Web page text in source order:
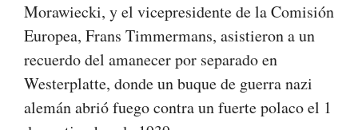
Morawiecki, y el vicepresidente de la Comisión
Europea, Frans Timmermans, asistieron a un
recuerdo del amanecer por separado en
Westerplatte, donde un buque de guerra nazi
alemán abrió fuego contra un fuerte polaco el 1